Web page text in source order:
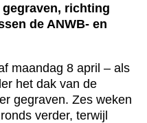
richting
de ANWB- en
maandag 8 april – als
het dak van de
gegraven. Zes weken
verder, terwijl